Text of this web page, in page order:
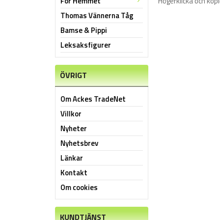
Thomas Vännerna Tåg
Bamse & Pippi
Leksaksfigurer
ÖVRIGT
Om Ackes TradeNet
Villkor
Nyheter
Nyhetsbrev
Länkar
Kontakt
Om cookies
KUNDTJÄNST